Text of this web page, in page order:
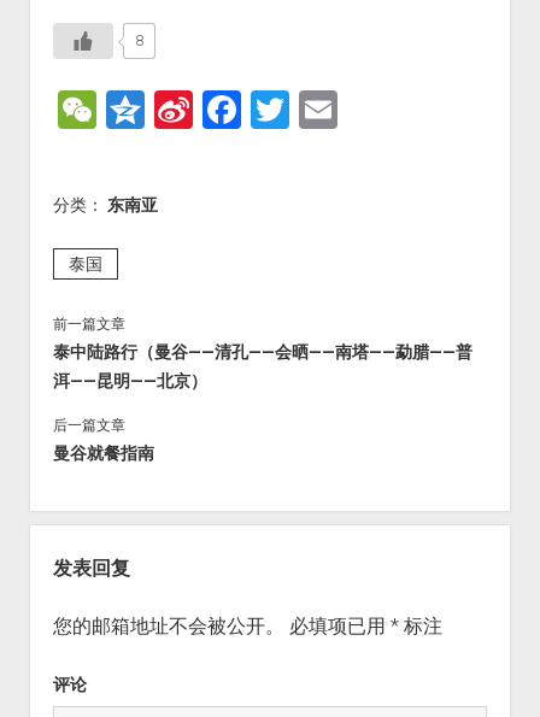
8
W
C
h
at
Q
o
n
Si
o
F
o
T E
分类： 东南亚
泰国
前一篇文章
泰中陆路行（曼谷——清孔——会晒——南塔——勐腊——普
洱——昆明——北京）
后一篇文章
曼谷就餐指南
发表回复
您的邮箱地址不会被公开。 必填项已用 *标注
评论